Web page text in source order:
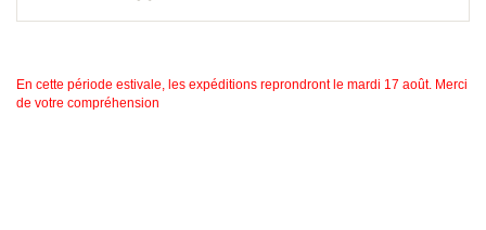
En cette période estivale, les expéditions reprondront le mardi 17 août. Merci
de votre compréhension